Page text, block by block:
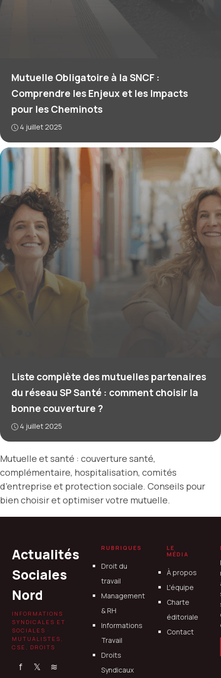
Mutuelle Obligatoire à la SNCF :
Comprendre les Enjeux et les Impacts
pour les Cheminots
4 juillet 2025
Liste complète des mutuelles partenaires
du réseau SP Santé : comment choisir la
bonne couverture ?
4 juillet 2025
Mutuelle et santé : couverture santé,
complémentaire, hospitalisation, comités
d’entreprise et protection sociale. Conseils pour
bien choisir et optimiser votre mutuelle.
Actualités
Sociales
Nord
INFORMATIONS
SYNDICALES ET
SOCIALES ·
MUTUALISTES,
CSE, DROITS
f 𝕏 ≋
RUBRIQUES
Droit du
travail
Management
& RH
Informations
Travail
Droits
Syndicaux
LE
MÉDIA
À propos
L'équipe
Charte
éditoriale
Contact